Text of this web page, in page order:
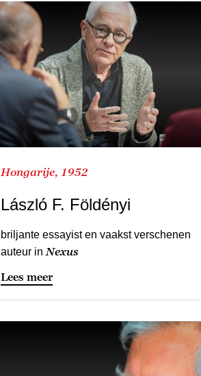
Hongarije, 1952
László F. Földényi
briljante essayist en vaakst verschenen
auteur in Nexus
Lees meer